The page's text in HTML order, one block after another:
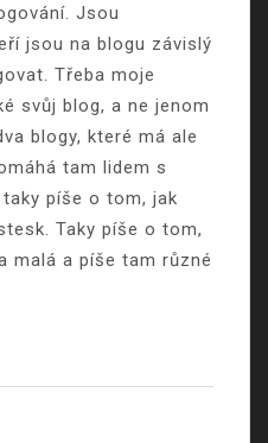
Jsou
jsou na blogu závislý
Třeba moje
svůj blog, a ne jenom
blogy, které má ale
tam lidem s
píše o tom, jak
Taky píše o tom,
malá a píše tam různé